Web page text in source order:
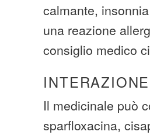
calmante,
una reazione
consiglio medico
Il medicinale può
sparfloxacina,